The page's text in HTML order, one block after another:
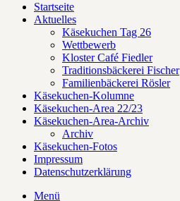
Startseite
Aktuelles
Käsekuchen Tag 26
Wettbewerb
Kloster Café Fiedler
Traditionsbäckerei Fischer
Familienbäckerei Rösler
Käsekuchen-Kolumne
Käsekuchen-Area 22/23
Käsekuchen-Area-Archiv
Archiv
Käsekuchen-Fotos
Impressum
Datenschutzerklärung
Menü